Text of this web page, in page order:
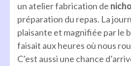
un atelier fabrication de
préparation du repas. La
plaisante et magnifiée par le
faisait aux heures où nous
C’est aussi une chance